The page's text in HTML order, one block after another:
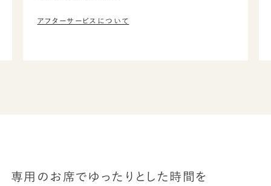
アフターサービスについて
専用のお席でゆったりとした時間を